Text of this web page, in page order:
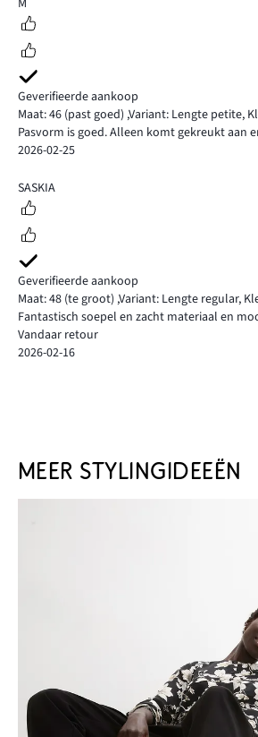
Geverifieerde aankoop
Maat: 46 (past goed) ,Variant: Lengte petite,
Pasvorm is goed. Alleen komt gekreukt aan
2026-02-25
3
SASKIA
Geverifieerde aankoop
Maat: 48 (te groot) ,Variant: Lengte regular,
Fantastisch soepel en zacht materiaal en
Vandaar retour
2026-02-16
MEER STYLINGIDEEËN